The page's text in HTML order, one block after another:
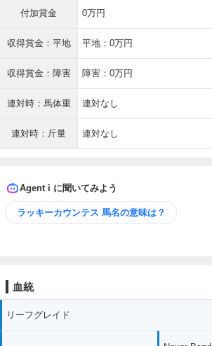
付加賞金 0万円
収得賞金：平地 平地：0万円
収得賞金：障害 障害：0万円
連対時：馬体重 連対なし
連対時：斤量 連対なし
Agent i に聞いてみよう
ラッキーカウンテス 馬名の意味は？
血統
リーフグレイド